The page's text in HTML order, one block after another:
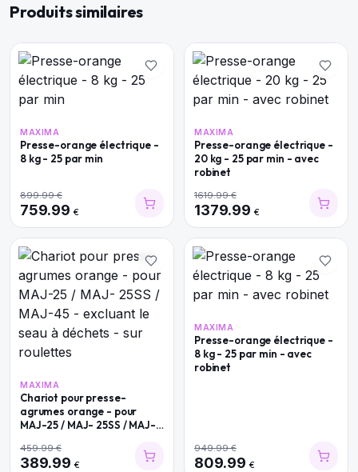
Produits similaires
MAXIMA
Presse-orange électrique -
8 kg - 25 par min
899.99€
759.99 €
MAXIMA
Presse-orange électrique -
20 kg - 25 par min - avec
robinet
1619.99€
1379.99 €
MAXIMA
Chariot pour presse-
agrumes orange - pour
MAJ-25 / MAJ- 25SS / MAJ-
déchets - sur roulettes
459.99€
389.99 €
MAXIMA
Presse-orange électrique -
8 kg - 25 par min - avec
robinet
949.99€
809.99 €